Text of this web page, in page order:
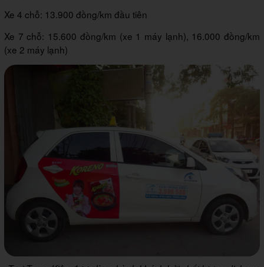
Xe 4 chỗ: 13.900 đồng/km đầu tiên
Xe 7 chỗ: 15.600 đồng/km (xe 1 máy lạnh), 16.000 đồng/km
(xe 2 máy lạnh)